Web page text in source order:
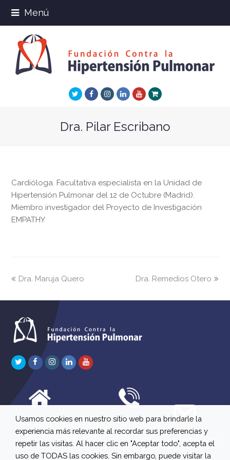
Menú
TwitterFacebookInstagram
LinkedInYoutube
Xing
Dra. Pilar Escribano
Cardióloga. Facultativa especialista en la Unidad de
Hipertensión Pulmonar del 12 de Octubre (Madrid).
Miembro investigador del Proyecto de Investigación
EMPATHY
previous
Dra. Maruja Quero
next
Dra. Remedios Otero
TwitterFacebook
Instagram
LinkedInYoutube
C/ Río Jordán 7 bajo
A 28981 Parla Madrid
647 630 515
661 73 42 04
613 22 15 27
info@fchp.es
Usamos cookies en nuestro sitio web para brindarle la
experiencia más relevante al recordar sus preferencias y
repetir las visitas. Al hacer clic en "Aceptar todo", acepta el
uso de TODAS las cookies. Sin embargo, puede visitar la